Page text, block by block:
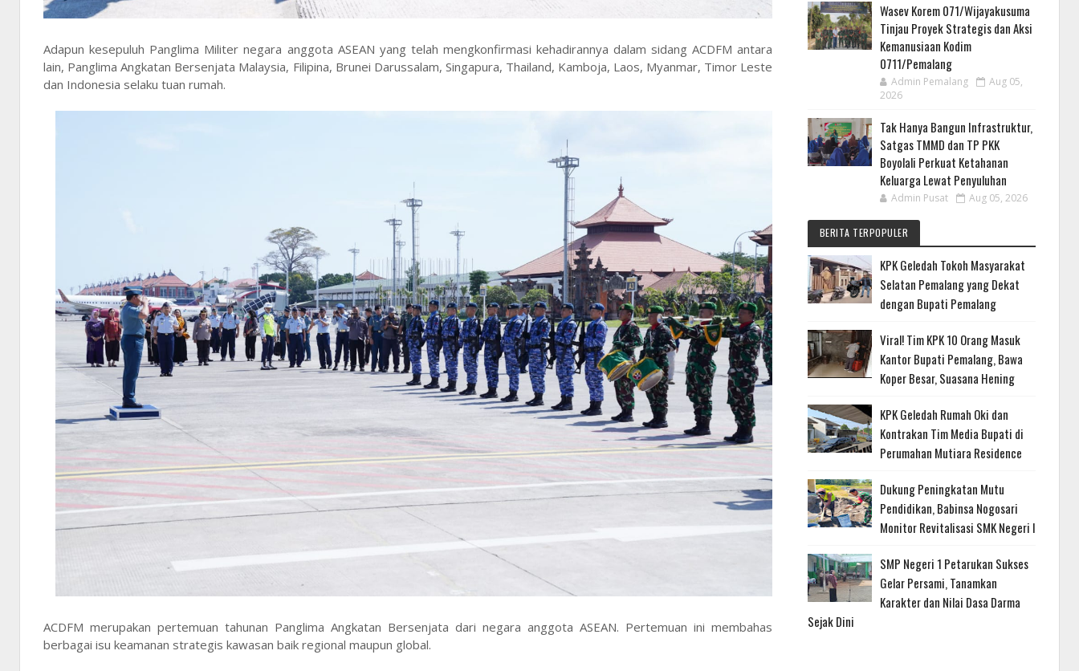
Adapun kesepuluh Panglima Militer negara anggota ASEAN yang telah mengkonfirmasi kehadirannya dalam sidang ACDFM antara
lain, Panglima Angkatan Bersenjata Malaysia, Filipina, Brunei Darussalam, Singapura, Thailand, Kamboja, Laos, Myanmar, Timor Leste
dan Indonesia selaku tuan rumah.
ACDFM merupakan pertemuan tahunan Panglima Angkatan Bersenjata dari negara anggota ASEAN. Pertemuan ini membahas
berbagai isu keamanan strategis kawasan baik regional maupun global.
Wasev Korem 071/Wijayakusuma
Tinjau Proyek Strategis dan Aksi
Kemanusiaan Kodim
0711/Pemalang
Admin Pemalang
Aug 05,
2026
Tak Hanya Bangun Infrastruktur,
Satgas TMMD dan TP PKK
Boyolali Perkuat Ketahanan
Keluarga Lewat Penyuluhan
Admin Pusat Aug 05, 2026
BERITA TERPOPULER
KPK Geledah Tokoh Masyarakat
Selatan Pemalang yang Dekat
dengan Bupati Pemalang
Viral! Tim KPK 10 Orang Masuk
Kantor Bupati Pemalang, Bawa
Koper Besar, Suasana Hening
KPK Geledah Rumah Oki dan
Kontrakan Tim Media Bupati di
Perumahan Mutiara Residence
Dukung Peningkatan Mutu
Pendidikan, Babinsa Nogosari
Monitor Revitalisasi SMK Negeri I
SMP Negeri 1 Petarukan Sukses
Gelar Persami, Tanamkan
Karakter dan Nilai Dasa Darma
Sejak Dini